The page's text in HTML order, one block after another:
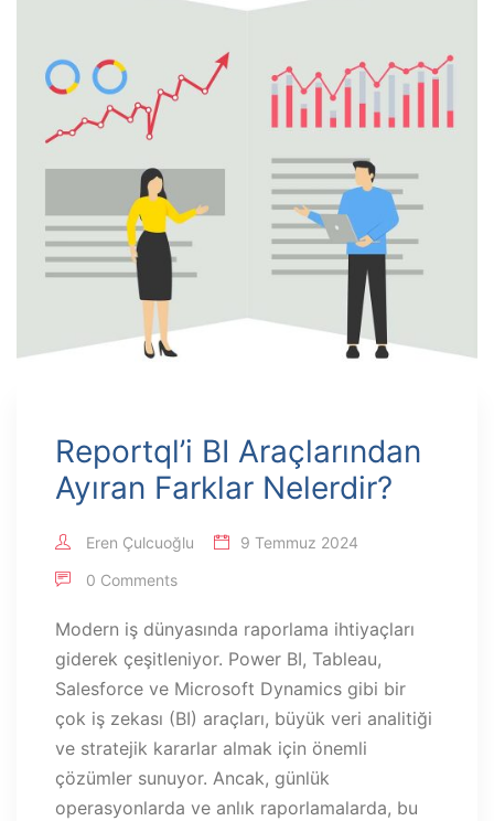
Reportql’i BI Araçlarından
Ayıran Farklar Nelerdir?
Eren Çulcuoğlu
9 Temmuz 2024
0 Comments
Modern iş dünyasında raporlama ihtiyaçları
giderek çeşitleniyor. Power BI, Tableau,
Salesforce ve Microsoft Dynamics gibi bir
çok iş zekası (BI) araçları, büyük veri analitiği
ve stratejik kararlar almak için önemli
çözümler sunuyor. Ancak, günlük
operasyonlarda ve anlık raporlamalarda, bu